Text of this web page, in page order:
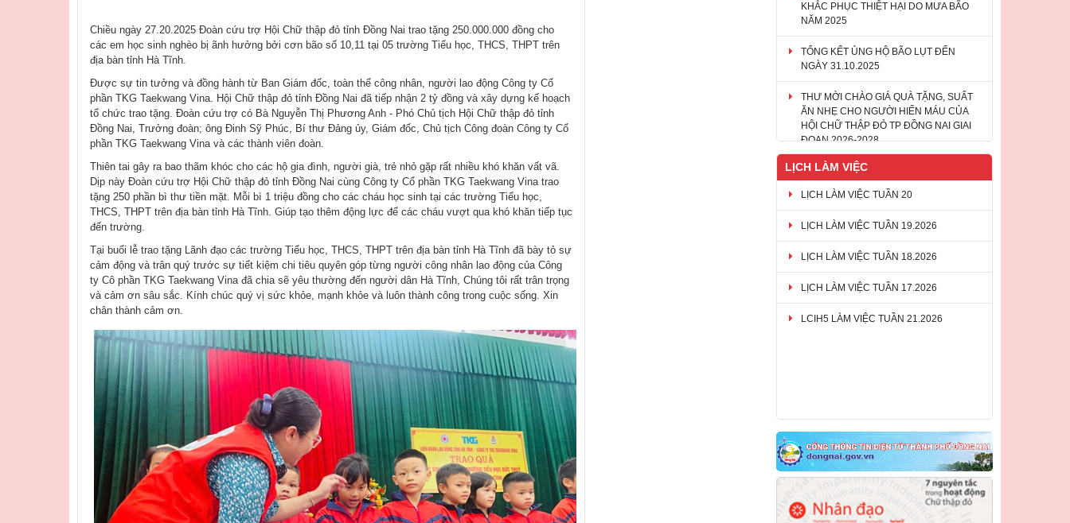
​Chiều ngày 27.20.2025 Đoàn cứu trợ Hội Chữ thập đỏ tỉnh Đồng Nai trao tặng 250.000.000 đồng cho
các em học sinh nghèo bị ãnh hưởng bởi cơn bão số 10,11 tại 05 trường Tiểu học, THCS, THPT trên
địa bàn tỉnh Hà Tĩnh.
Được sự tin tưởng và đồng hành từ Ban Giám đốc, toàn thể công nhân, người lao động Công ty Cổ
phần TKG Taekwang Vina. Hội Chữ thập đỏ tỉnh Đồng Nai đã tiếp nhận 2 tỷ​​​ đồng và xây dựng kế hoạch
tổ chức trao tặng. Đoàn cứu trợ có Bà Nguyễn Thị Phương Anh - Phó Chủ tịch Hội Chữ thập đỏ tỉnh
Đồng Nai, Trưởng đoàn; ông Đinh Sỹ Phúc, Bí thư Đảng ủy, Giám đốc, Chủ tịch Công đoàn Công ty Cổ
phần TKG Taekwang Vina và các thành viên đoàn.
Thiên tai gây ra bao thãm khóc cho các hộ gia đình, người già, trẻ nhỏ gặp rất nhiều khó khăn vất vã.
Dịp này Đoàn cứu trợ Hội Chữ thập đỏ tỉnh Đồng Nai cùng Công ty Cổ phần TKG Taekwang Vina trao
tặng 250 phần bì thư tiền mặt. Mỗi bì 1 triệu đồng cho các cháu học sinh tại các trường Tiểu học,
THCS, THPT trên địa bàn tỉnh Hà Tĩnh. Giúp tạo thêm động lực để các cháu vượt qua khó khăn tiếp tục
đến trường.
Tại buổi lễ trao tặng Lãnh đạo các trường Tiểu học, THCS, THPT trên địa bàn​ tỉnh Hà Tĩnh đã bày tỏ sự
cảm động và trân quý trước sự tiết kiệm chi tiêu quyên góp từng người công nhân lao động của Công
ty Cô phần TKG Taekwang Vina đã chia sẽ yêu thường đến người dân Hà Tĩnh, Chúng tôi rất trân trọng
và cảm ơn sâu sắc. Kính chúc quý vị sức khỏe, mạnh khỏe và luôn thành công trong cuộc sống. Xin
chân thành cảm ơn.
NĂM 2025
TỔNG KẾT ỦNG HỘ BÃO LỤT ĐẾN
NGÀY 31.10.2025
THƯ MỜI CHÀO GIÁ QUÀ TẶNG, SUẤT
ĂN NHẸ CHO NGƯỜI HIẾN MÁU CỦA
HỘI CHỮ THẬP ĐỎ TP ĐỒNG NAI GIAI
ĐOẠN 2026-2028
LỊCH LÀM VIỆC
LỊCH LÀM VIỆC TUẦN 20
LỊCH LÀM VIỆC TUẦN 19.2026
LỊCH LÀM VIỆC TUẦN 18.2026
LỊCH LÀM VIỆC TUẦN 17.2026
LCIH5 LÀM VIỆC TUẦN 21.2026